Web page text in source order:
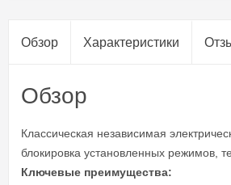
Обзор Характеристики
Обзор
Классическая независимая
блокировка установленных режимов,
Ключевые преимущества: